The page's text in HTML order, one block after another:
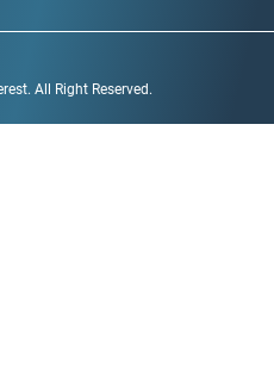
All Right Reserved.